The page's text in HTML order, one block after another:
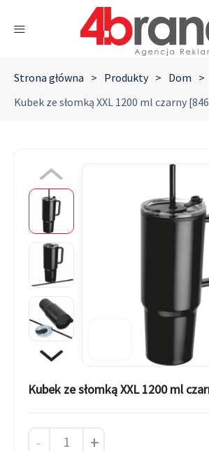
Strona główna > Produkty > Dom >
Kubek ze słomką XXL 1200 ml czarny
Kubek ze słomką XXL 1200 ml
- +